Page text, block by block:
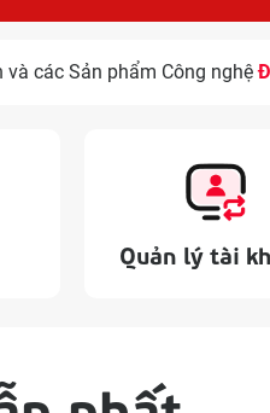
các Sản phẩm Công nghệ.
Quản lý tài